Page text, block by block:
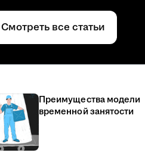
Смотреть все статьи
Преимущества модели
временной занятости